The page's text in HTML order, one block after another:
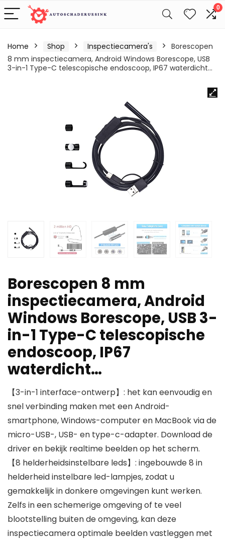
0
Home Shop Inspectiecamera's
Borescopen
8 mm inspectiecamera, Android Windows Borescope, USB
3-in-1 Type-C telescopische endoscoop, IP67 waterdicht…
Borescopen 8 mm
inspectiecamera, Android
Windows Borescope, USB 3-
in-1 Type-C telescopische
endoscoop, IP67
waterdicht…
【3-in-1 interface-ontwerp】: het kan eenvoudig en
snel verbinding maken met een Android-
smartphone, Windows-computer en MacBook via de
micro-USB-, USB- en type-c-adapter. Download de
driver en bekijk realtime beelden op het scherm.
【8 helderheidsinstelbare leds】: ingebouwde 8 in
helderheid instelbare led-lampjes, zodat u
gemakkelijk in donkere omgevingen kunt werken.
Zelfs in een schemerige omgeving of te veel
blootstelling buiten de omgeving, kan deze
inspectiecamera optimale beelden vastleggen met